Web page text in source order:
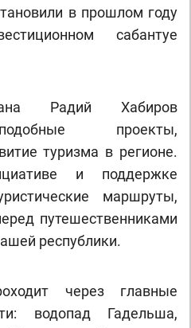
в прошлом году
сабантуе
Радий Хабиров
проекты,
туризма в регионе.
и поддержке
маршруты,
путешественниками
республики.
через главные
водопад Гадельша,